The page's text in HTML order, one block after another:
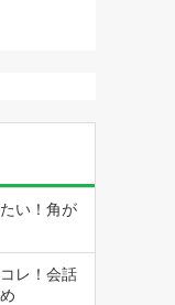
い！角が
レ！会話